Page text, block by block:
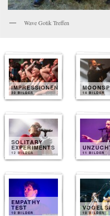
Wave Gotik Treffen
IMPRESSIONEN
30 BILDER 14 BILDER
SOLITARY
EXPERIMENTS
12 BILDER 11 BILDER
EMPATHY
TEST
10 BILDER 10 BILDER